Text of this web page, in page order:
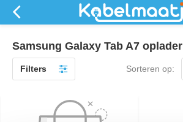
Samsung Galaxy Tab A7 oplader
Filters Sorteren op: